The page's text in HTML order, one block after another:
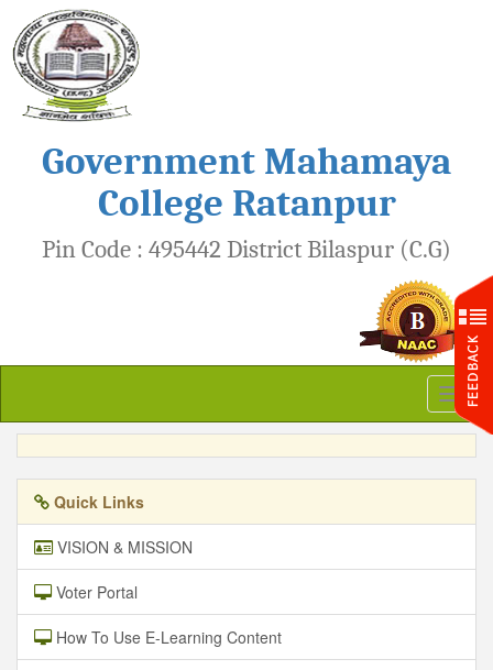
Government Mahamaya
College Ratanpur
Pin Code : 495442 District Bilaspur (C.G)
Quick Links
VISION & MISSION
Voter Portal
How To Use E-Learning Content